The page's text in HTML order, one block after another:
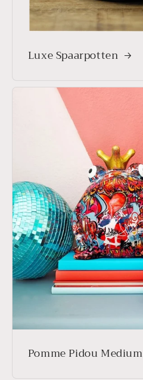
Luxe Spaarpotten
Pomme Pidou Medium